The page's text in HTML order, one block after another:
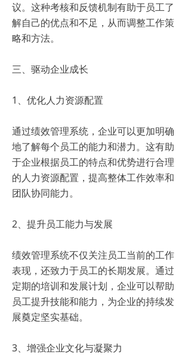
议。这种考核和反馈机制有助于员工了
解自己的优点和不足，从而调整工作策
略和方法。
三、驱动企业成长
1、优化人力资源配置
通过绩效管理系统，企业可以更加明确
地了解每个员工的能力和潜力。这有助
于企业根据员工的特点和优势进行合理
的人力资源配置，提高整体工作效率和
团队协同能力。
2、提升员工能力与发展
绩效管理系统不仅关注员工当前的工作
表现，还致力于员工的长期发展。通过
定期的培训和发展计划，企业可以帮助
员工提升技能和能力，为企业的持续发
展奠定坚实基础。
3、增强企业文化与凝聚力